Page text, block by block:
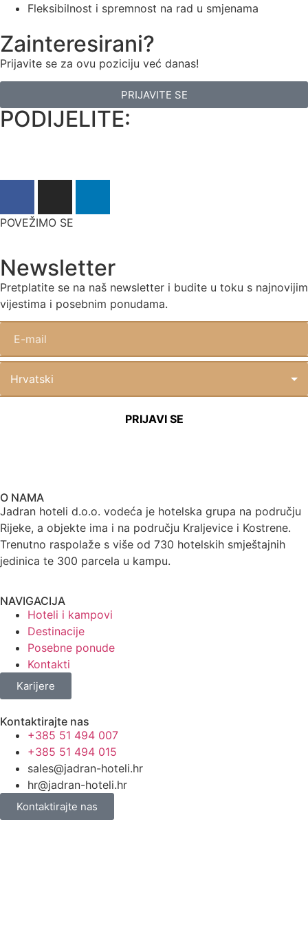
Fleksibilnost i spremnost na rad u smjenama
Zainteresirani?
Prijavite se za ovu poziciju već danas!
PRIJAVITE SE
PODIJELITE:
POVEŽIMO SE
Newsletter
Pretplatite se na naš newsletter i budite u toku s najnovijim
vijestima i posebnim ponudama.
O NAMA
Jadran hoteli d.o.o. vodeća je hotelska grupa na području
Rijeke, a objekte ima i na području Kraljevice i Kostrene.
Trenutno raspolaže s više od 730 hotelskih smještajnih
jedinica te 300 parcela u kampu.
NAVIGACIJA
Hoteli i kampovi
Destinacije
Posebne ponude
Kontakti
Karijere
Kontaktirajte nas
+385 51 494 007
+385 51 494 015
sales@jadran-hoteli.hr
hr@jadran-hoteli.hr
Kontaktirajte nas